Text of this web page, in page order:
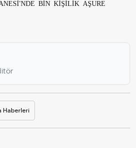
BİN KİŞİLİK AŞURE
Haberleri